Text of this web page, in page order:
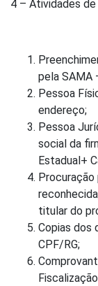
4 – Atividades de
pela SAMA
Pessoa
endereço;
Pessoa
social da
Estadual+
titular do
Copias dos
CPF/RG;